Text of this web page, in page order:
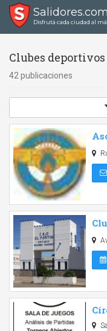
Salidores.com
Disfrutá cada ciudad al
Clubes deportivos
42 publicaciones